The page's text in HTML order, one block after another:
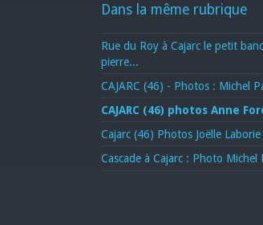
Dans la même rubrique
Rue du Roy à Cajarc le petit
pierre...
CAJARC (46) - Photos : Michel
CAJARC (46) photos Anne
Cajarc (46) Photos Joëlle Laborie
Cascade à Cajarc : Photo Michel